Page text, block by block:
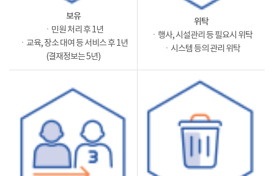
보유
ㆍ민원 처리 후 1년
ㆍ교육, 장소 대여 등 서비스 후 1년
(결재정보는 5년)
위탁
ㆍ행사, 시설관리 등 필요시 위탁
ㆍ시스템 등의 관리 위탁